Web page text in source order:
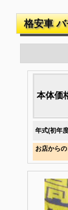
格安車
本体価
年式(初年
お店から